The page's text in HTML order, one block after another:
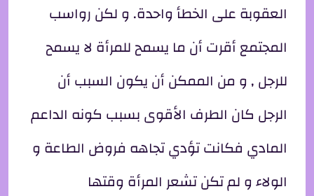
العقوبة على الخطأ واحدة. و لكن رواسب
المجتمع أقرت أن ما يسمح للمرأة لا يسمح
للرجل , و من الممكن أن يكون السبب أن
الرجل كان الطرف الأقوى بسبب كونه الداعم
المادي فكانت تؤدي تجاهه فروض الطاعة و
الولاء و لم تكن تشعر المرأة وقتها